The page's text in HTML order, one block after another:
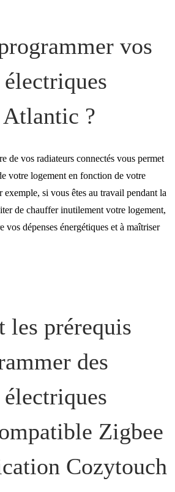
Galapagos
: programme
vos
Atlantic ?
de vos radiateurs connectés vous permet
votre logement en fonction de votre
exemple, si vous êtes au travail pendant la
de chauffer inutilement votre logement,
vos dépenses énergétiques et à maîtriser
les prérequis
des
Zigbee
Cozytouch